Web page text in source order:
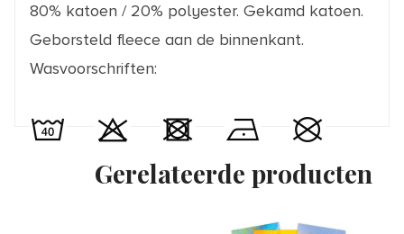
80% katoen / 20% polyester. Gekamd katoen.
Geborsteld fleece aan de binnenkant.
Wasvoorschriften:
Gerelateerde producten